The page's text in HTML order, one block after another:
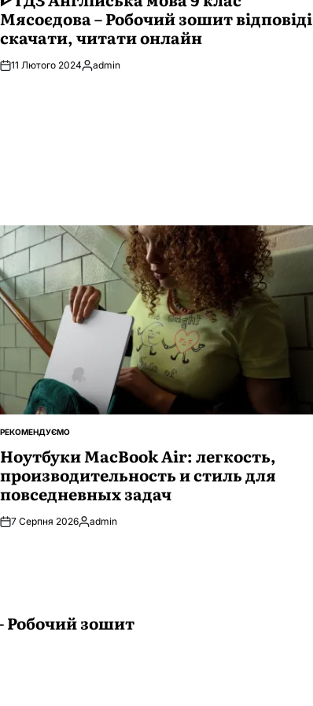
Мясоєдова – Робочий зошит відповіді
скачати, читати онлайн
11 Лютого 2024Опубліковано
admin
ОПУБЛІКУВАТИ
РЕКОМЕНДУЄМО
Ноутбуки MacBook Air: легкость,
производительность и стиль для
повседневных задач
7 Серпня 2026Опубліковано
admin
Робочий зошит